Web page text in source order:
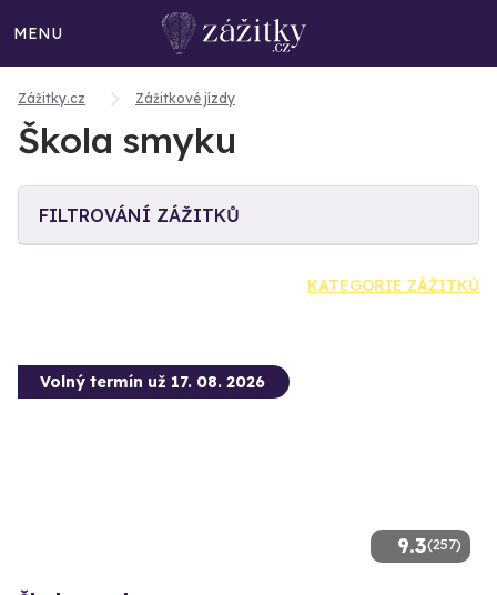
MENU
Zážitky.cz Zážitkové jízdy
Škola smyku
FILTROVÁNÍ ZÁŽITKŮ
KATEGORIE ZÁŽITKŮ
9.3(257)
Volný termín už 17. 08. 2026